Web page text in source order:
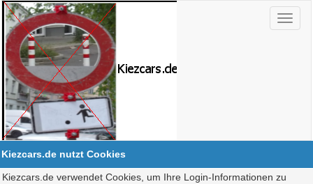
Kiezcars.de nutzt Cookies
Kiezcars.de verwendet Cookies, um Ihre Login-Informationen zu